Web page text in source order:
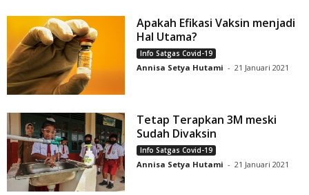
Apakah Efikasi Vaksin menjadi
Hal Utama?
Info Satgas Covid-19
Annisa Setya Hutami - 21 Januari 2021
Tetap Terapkan 3M meski
Sudah Divaksin
Info Satgas Covid-19
Annisa Setya Hutami - 21 Januari 2021